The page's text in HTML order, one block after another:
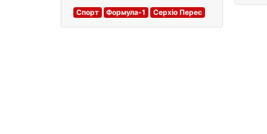
Спорт Формула-1 Серхіо Перес